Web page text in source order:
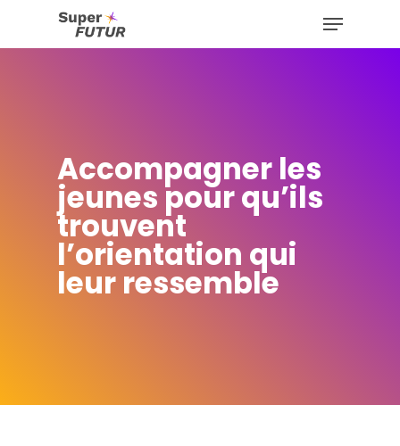
Menu
Accompagner les
jeunes pour qu’ils
trouvent
l’orientation qui
leur ressemble